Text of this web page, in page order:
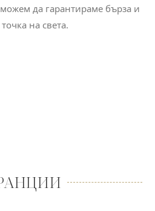
да гарантираме бърза и
на света.